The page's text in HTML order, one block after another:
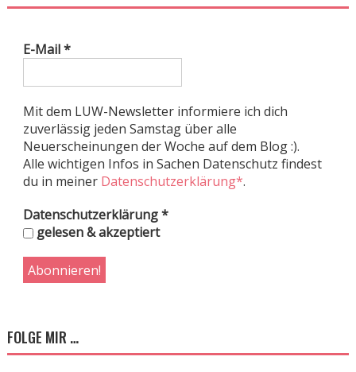
E-Mail*
Mit dem LUW-Newsletter informiere ich dich
zuverlässig jeden Samstag über alle
Neuerscheinungen der Woche auf dem Blog :).
Alle wichtigen Infos in Sachen Datenschutz findest
du in meiner Datenschutzerklärung*.
Datenschutzerklärung*
gelesen & akzeptiert
FOLGE MIR …